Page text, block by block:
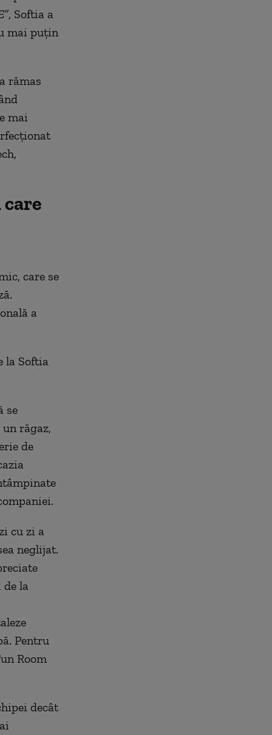
, Softia a
mai puțin
rămas
mai
care se
a
la Softia
se
răgaz,
de
cu zi a
neglijat.
de la
Pentru
Room
decât